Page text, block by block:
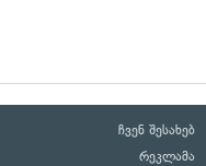
ჩვენ შესახებ
რეკლამა